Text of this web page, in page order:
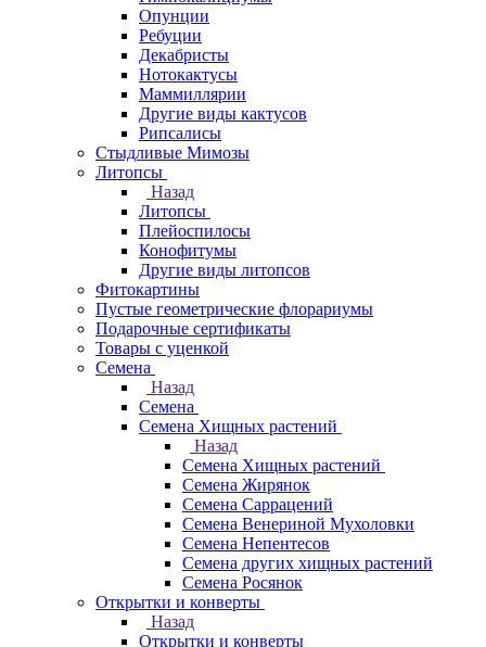
Опунции
Ребуции
Декабристы
Нотокактусы
Маммиллярии
Другие виды кактусов
Рипсалисы
Стыдливые Мимозы
Литопсы
Назад
Литопсы
Плейоспилосы
Конофитумы
Другие виды литопсов
Фитокартины
Пустые геометрические флорариумы
Подарочные сертификаты
Товары с уценкой
Семена
Назад
Семена
Семена Хищных растений
Назад
Семена Хищных растений
Семена Жирянок
Семена Саррацений
Семена Венериной Мухоловки
Семена Непентесов
Семена других хищных растений
Семена Росянок
Открытки и конверты
Назад
Открытки и конверты